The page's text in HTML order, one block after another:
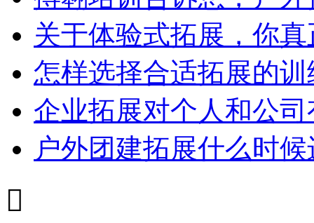
关于体验式拓展，你
怎样选择合适拓展的
企业拓展对个人和公
户外团建拓展什么时
